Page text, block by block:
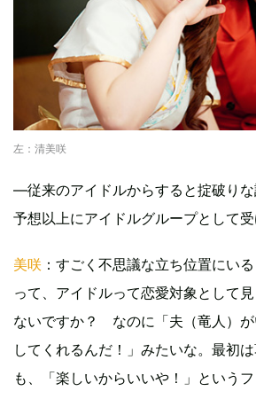
左：清美咲
―従来のアイドルからすると掟破りな
予想以上にアイドルグループとして受
美咲 ：すごく不思議な立ち位置にい
って、アイドルって恋愛対象として
ないですか？ なのに「夫（竜人）
してくれるんだ！」みたいな。最初
も、「楽しいからいいや！」という